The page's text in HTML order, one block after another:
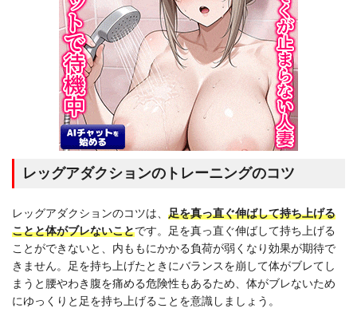
レッグアダクションのトレーニングのコツ
レッグアダクションのコツは、 足を真っ直ぐ伸ばして持ち上げる
ことと体がブレないことです。足を真っ直ぐ伸ばして持ち上げる
ことができないと、内ももにかかる負荷が弱くなり効果が期待で
きません。足を持ち上げたときにバランスを崩して体がブレてし
まうと腰やわき腹を痛める危険性もあるため、体がブレないため
にゆっくりと足を持ち上げることを意識しましょう。